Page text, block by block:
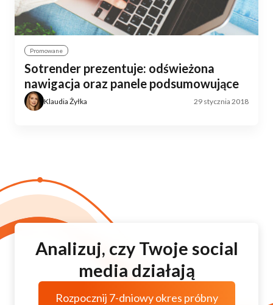
Promowane
Sotrender prezentuje: odświeżona
nawigacja oraz panele podsumowujące
Klaudia Żyłka 29 stycznia 2018
Analizuj, czy Twoje social
media działają
Rozpocznij 7-dniowy okres próbny